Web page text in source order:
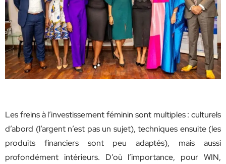
Les freins à l’investissement féminin sont multiples : culturels
d’abord (l’argent n’est pas un sujet), techniques ensuite (les
produits financiers sont peu adaptés), mais aussi
profondément intérieurs. D’où l’importance, pour WIN,